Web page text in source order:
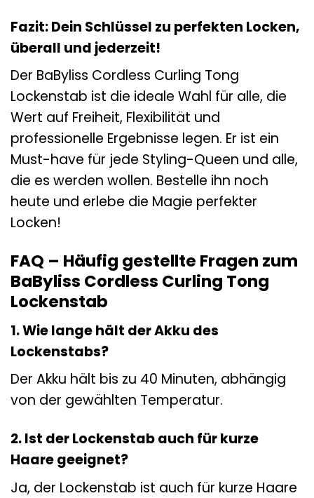
Fazit: Dein Schlüssel zu perfekten Locken,
überall und jederzeit!
Der BaByliss Cordless Curling Tong
Lockenstab ist die ideale Wahl für alle, die
Wert auf Freiheit, Flexibilität und
professionelle Ergebnisse legen. Er ist ein
Must-have für jede Styling-Queen und alle,
die es werden wollen. Bestelle ihn noch
heute und erlebe die Magie perfekter
Locken!
FAQ – Häufig gestellte Fragen zum
BaByliss Cordless Curling Tong
Lockenstab
1. Wie lange hält der Akku des
Lockenstabs?
Der Akku hält bis zu 40 Minuten, abhängig
von der gewählten Temperatur.
2. Ist der Lockenstab auch für kurze
Haare geeignet?
Ja, der Lockenstab ist auch für kurze Haare